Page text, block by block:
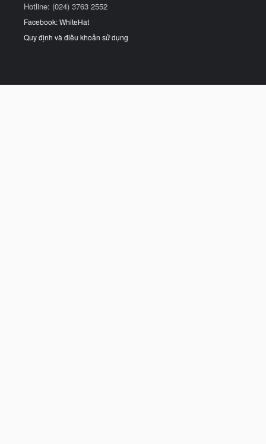
Hotline: (024) 3763 2552
Facebook: WhiteHat
Quy định và điều khoản sử dụng